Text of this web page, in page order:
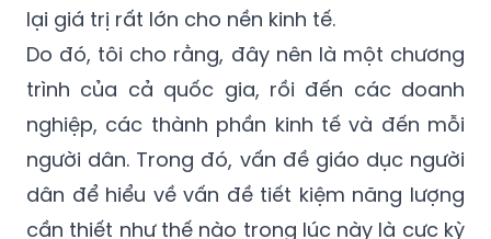
lại giá trị rất lớn cho nền kinh tế.
Do đó, tôi cho rằng, đây nên là một chương
trình của cả quốc gia, rồi đến các doanh
nghiệp, các thành phần kinh tế và đến mỗi
người dân. Trong đó, vấn đề giáo dục người
dân để hiểu về vấn đề tiết kiệm năng lượng
cần thiết như thế nào trong lúc này là cực kỳ